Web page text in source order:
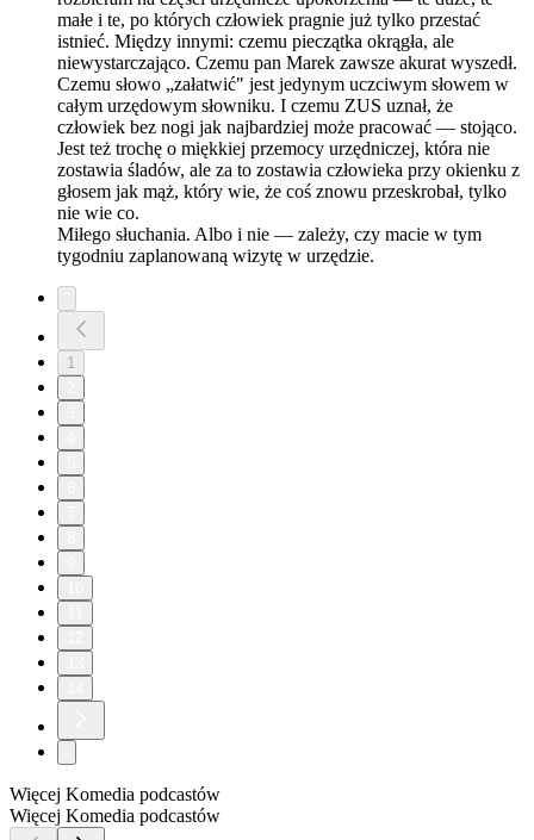
małe i te, po których człowiek pragnie już tylko przestać
istnieć. Między innymi: czemu pieczątka okrągła, ale
niewystarczająco. Czemu pan Marek zawsze akurat wyszedł.
Czemu słowo „załatwić" jest jedynym uczciwym słowem w
całym urzędowym słowniku. I czemu ZUS uznał, że
człowiek bez nogi jak najbardziej może pracować — stojąco.
Jest też trochę o miękkiej przemocy urzędniczej, która nie
zostawia śladów, ale za to zostawia człowieka przy okienku z
głosem jak mąż, który wie, że coś znowu przeskrobał, tylko
nie wie co.
Miłego słuchania. Albo i nie — zależy, czy macie w tym
tygodniu zaplanowaną wizytę w urzędzie.
1
Więcej Komedia podcastów
Więcej Komedia podcastów